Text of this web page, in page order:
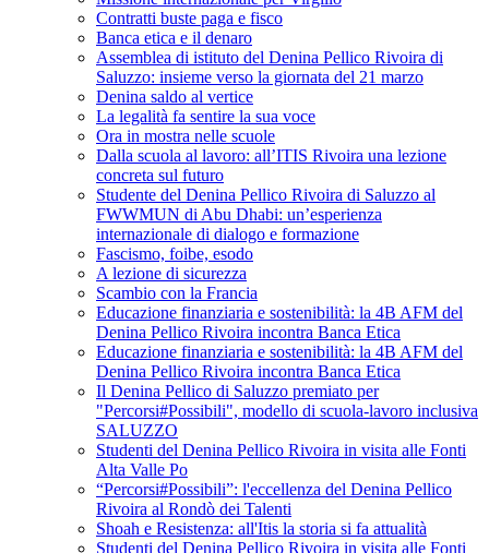
Contratti buste paga e fisco
Banca etica e il denaro
Assemblea di istituto del Denina Pellico Rivoira di
Saluzzo: insieme verso la giornata del 21 marzo
Denina saldo al vertice
La legalità fa sentire la sua voce
Ora in mostra nelle scuole
Dalla scuola al lavoro: all’ITIS Rivoira una lezione
concreta sul futuro
Studente del Denina Pellico Rivoira di Saluzzo al
FWWMUN di Abu Dhabi: un’esperienza
internazionale di dialogo e formazione
Fascismo, foibe, esodo
A lezione di sicurezza
Scambio con la Francia
Educazione finanziaria e sostenibilità: la 4B AFM del
Denina Pellico Rivoira incontra Banca Etica
Educazione finanziaria e sostenibilità: la 4B AFM del
Denina Pellico Rivoira incontra Banca Etica
Il Denina Pellico di Saluzzo premiato per
"Percorsi#Possibili", modello di scuola-lavoro inclusiva
SALUZZO
Studenti del Denina Pellico Rivoira in visita alle Fonti
Alta Valle Po
“Percorsi#Possibili”: l'eccellenza del Denina Pellico
Rivoira al Rondò dei Talenti
Shoah e Resistenza: all'Itis la storia si fa attualità
Studenti del Denina Pellico Rivoira in visita alle Fonti